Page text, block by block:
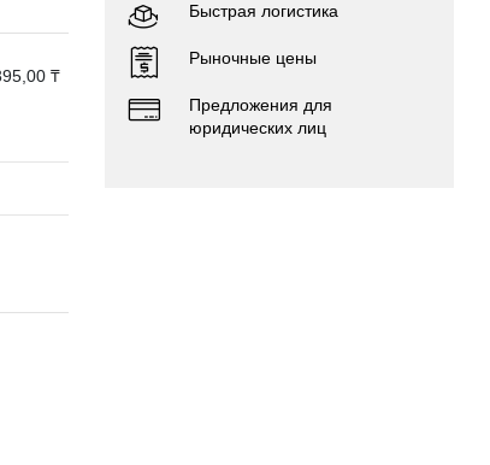
₸
Быстрая логистика
Рыночные цены
Предложения для
юридических лиц